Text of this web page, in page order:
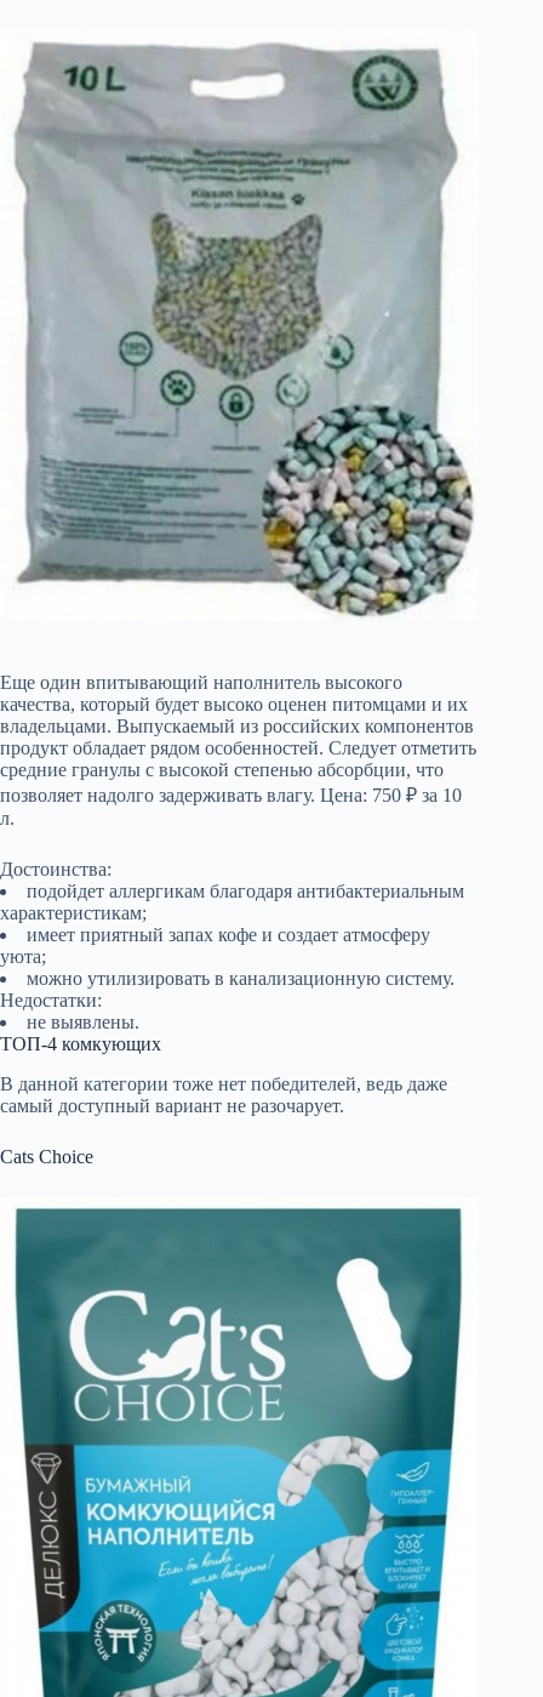
Еще один впитывающий наполнитель высокого
качества, который будет высоко оценен питомцами и их
владельцами. Выпускаемый из российских компонентов
продукт обладает рядом особенностей. Следует отметить
средние гранулы с высокой степенью абсорбции, что
позволяет надолго задерживать влагу. Цена: 750 ₽ за 10
л.
Достоинства:
подойдет аллергикам благодаря антибактериальным
характеристикам;
имеет приятный запах кофе и создает атмосферу
уюта;
можно утилизировать в канализационную систему.
Недостатки:
не выявлены.
ТОП-4 комкующих
В данной категории тоже нет победителей, ведь даже
самый доступный вариант не разочарует.
Cats Choice